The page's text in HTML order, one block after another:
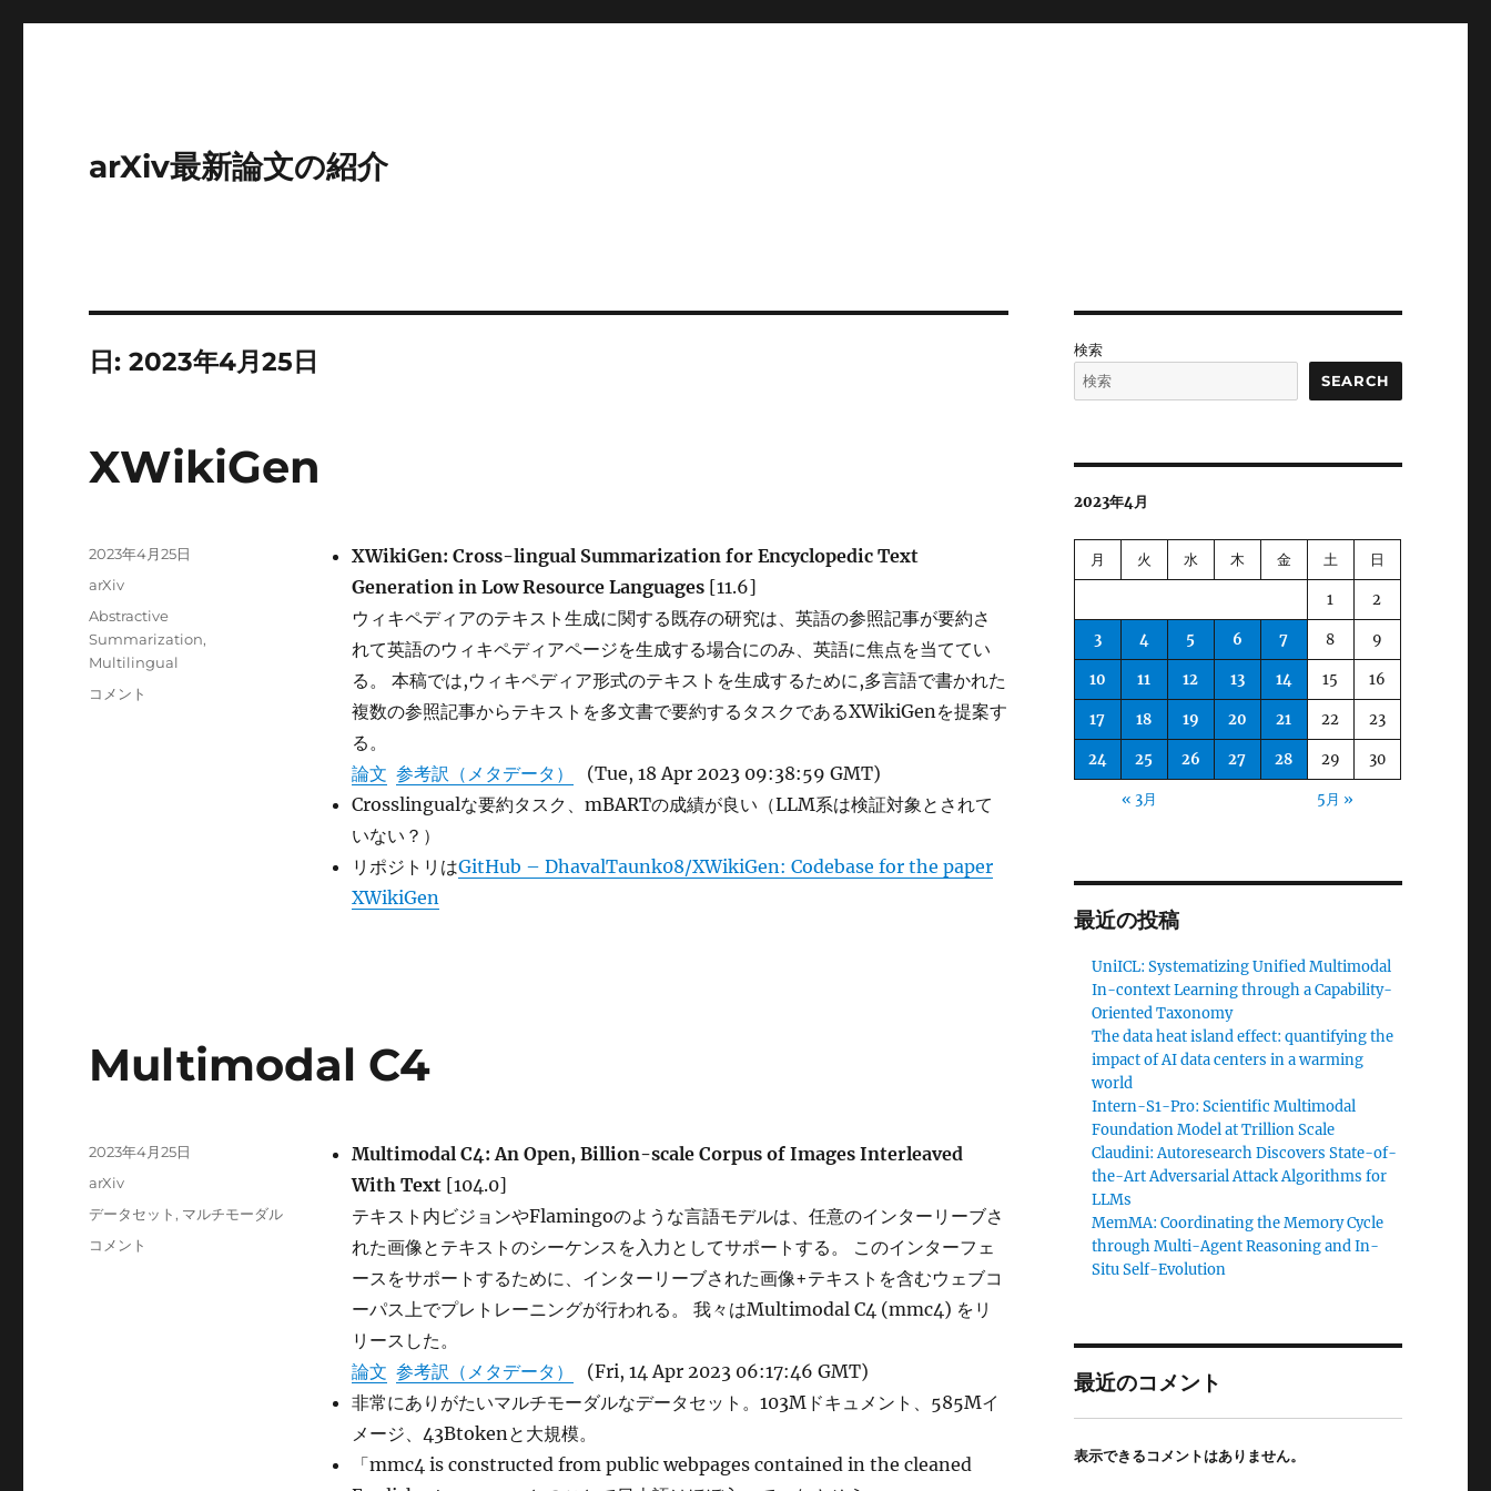
arXiv最新論文の紹介
日:2023年4月25日
XWikiGen
XWikiGen: Cross-lingual Summarization for Encyclopedic Text
Generation in Low Resource Languages [11.6]
ウィキペディアのテキスト生成に関する既存の研究は、英語の参照記事が要約さ
れて英語のウィキペディアページを生成する場合にのみ、英語に焦点を当ててい
る。 本稿では,ウィキペディア形式のテキストを生成するために,多言語で書かれた
複数の参照記事からテキストを多文書で要約するタスクであるXWikiGenを提案す
る。
論文 参考訳（メタデータ）
(Tue, 18 Apr 2023 09:38:59 GMT)
Crosslingualな要約タスク、mBARTの成績が良い（LLM系は検証対象とされて
いない？）
リポジトリはGitHub – DhavalTaunk08/XWikiGen: Codebase for the paper
XWikiGen
投
2023年4月25日
カ
テ
arXiv
タ
グ
Abstractive
Summarization,
Multilingual
XWikiGen
コメント
Multimodal C4
Multimodal C4: An Open, Billion-scale Corpus of Images Interleaved
With Text [104.0]
テキスト内ビジョンやFlamingoのような言語モデルは、任意のインターリーブさ
れた画像とテキストのシーケンスを入力としてサポートする。 このインターフェ
ースをサポートするために、インターリーブされた画像+テキストを含むウェブコ
ーパス上でプレトレーニングが行われる。 我々はMultimodal C4 (mmc4) をリ
リースした。
論文 参考訳（メタデータ）
(Fri, 14 Apr 2023 06:17:46 GMT)
非常にありがたいマルチモーダルなデータセット。103Mドキュメント、585Mイ
メージ、43Btokenと大規模。
「mmc4 is constructed from public webpages contained in the cleaned
投
2023年4月25日
カ
テ
リ
arXiv
タ
データセット , マルチモーダル
Multimodal
コメント
検索
SEARCH
2023年4月
月 火 水 木 金 土 日
1 2
3 4 5 6 7 8 9
10 11 12 13 14 15 16
17 18 19 20 21 22 23
24 25 26 27 28 29 30
« 3月 5月 »
最近の投稿
UniICL: Systematizing Unified Multimodal
In-context Learning through a Capability-
Oriented Taxonomy
The data heat island effect: quantifying the
impact of AI data centers in a warming
world
Intern-S1-Pro: Scientific Multimodal
Foundation Model at Trillion Scale
Claudini: Autoresearch Discovers State-of-
the-Art Adversarial Attack Algorithms for
LLMs
MemMA: Coordinating the Memory Cycle
through Multi-Agent Reasoning and In-
Situ Self-Evolution
最近のコメント
表示できるコメントはありません。